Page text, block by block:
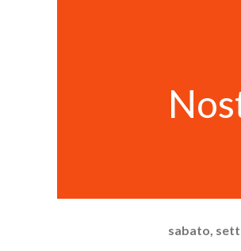
sabato,